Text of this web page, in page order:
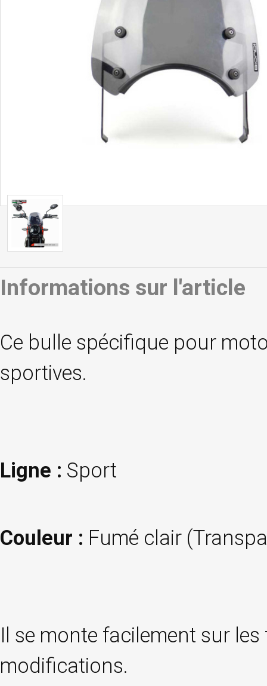
Informations sur l'article
Ce bulle spécifique pour
sportives.
Ligne : Sport
Couleur : Fumé clair
Il se monte facilement sur
modifications.